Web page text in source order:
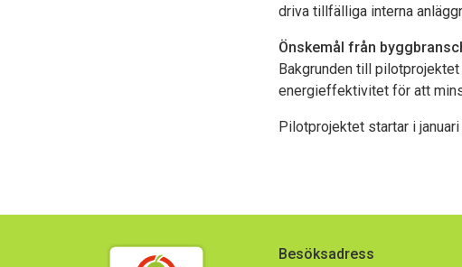
driva tillfälliga interna
Önskemål från
Bakgrunden till
energieffektivitet för att
Pilotprojektet startar i
Besöksadress